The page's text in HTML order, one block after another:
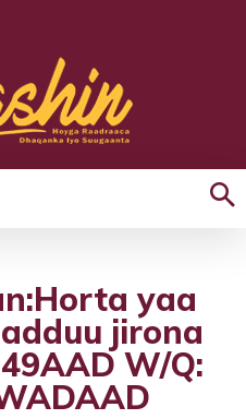
yaa
jirona
W/Q: